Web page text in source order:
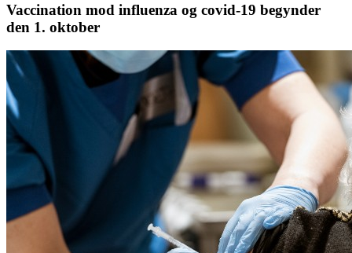
Vaccination mod influenza og covid-19 begynder
den 1. oktober